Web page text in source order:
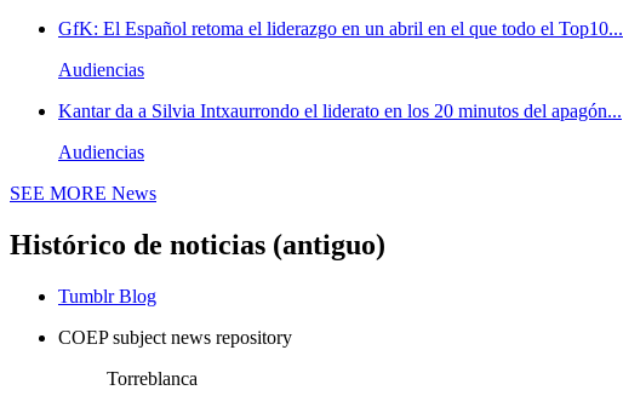
GfK: El Español retoma el liderazgo en un abril en el que todo el Top10...
Audiencias
Kantar da a Silvia Intxaurrondo el liderato en los 20 minutos del apagón...
Audiencias
SEE MORE News
Histórico de noticias (antiguo)
Tumblr Blog
COEP subject news repository
Torreblanca